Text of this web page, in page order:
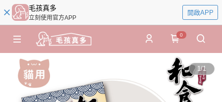
毛孩真多
立刻使用官方APP
開啟APP
0
1/1